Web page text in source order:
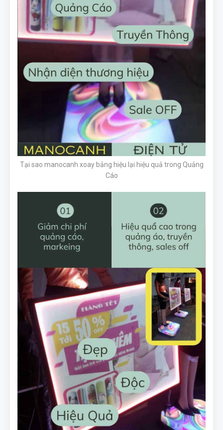
Tại sao manocanh xoay bảng hiệu lại hiệu quả trong Quảng
Cáo